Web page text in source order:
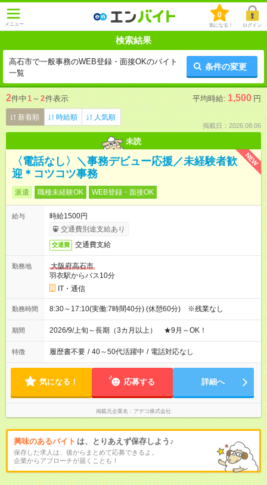
メニュー
0
気になる！ ログイン
検索結果
高石市で一般事務のWEB登録・面接OKのバイト
一覧
条件の変更
2件中1 ～ 2件表示 平均時給: 1,500 円
新着順 時給順 人気順
掲載日：2026.08.06
未読
NEW
〈電話なし〉＼事務デビュー応援／未経験者歓
迎＊コツコツ事務
派遣 職種未経験OK WEB登録・面接OK
給与
時給1500円
交通費別途支給あり
交通費 交通費支給
勤務地
大阪府高石市
羽衣駅からバス10分
IT・通信
勤務時間 8:30～17:10(実働:7時間40分) (休憩60分) ※残業なし
期間 2026/9/上旬～長期（3カ月以上） ★9月～OK！
特徴 履歴書不要 / 40～50代活躍中 / 電話対応なし
気になる！ 応募する 詳細へ
掲載元企業名 アデコ株式会社
興味のあるバイト は、とりあえず保存しよう♪
保存した求人は、後からまとめて応募できるよ。
企業からアプローチが届くことも！